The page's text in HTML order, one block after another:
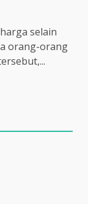
selain
orang-orang